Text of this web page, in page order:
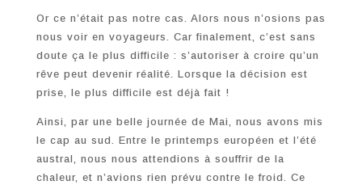
Or ce n’était pas notre cas. Alors nous n’osions pas
nous voir en voyageurs. Car finalement, c’est sans
doute ça le plus difficile : s’autoriser à croire qu’un
rêve peut devenir réalité. Lorsque la décision est
prise, le plus difficile est déjà fait !
Ainsi, par une belle journée de Mai, nous avons mis
le cap au sud. Entre le printemps européen et l’été
austral, nous nous attendions à souffrir de la
chaleur, et n’avions rien prévu contre le froid. Ce